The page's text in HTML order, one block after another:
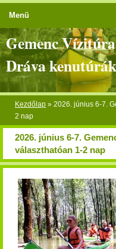
Gemenc
Dráva kenutúrák
Kezdőlap » 2026. június 6-7.
2 nap
2026. június 6-7.
választhatóan 1-2 nap
Menü